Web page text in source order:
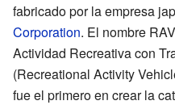
fabricado por la empresa
Corporation. El nombre
Actividad Recreativa con
(Recreational Activity
fue el primero en crear la